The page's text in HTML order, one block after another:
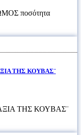
ποσότητα
ΤΗΣ ΚΟΥΒΑΣ¨
ΤΗΣ ΚΟΥΒΑΣ¨